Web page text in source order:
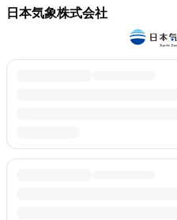
日本気象株式会社